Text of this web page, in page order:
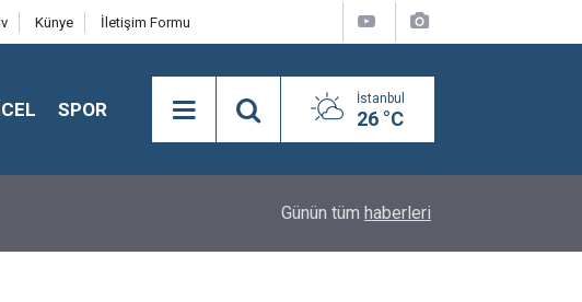
Künye İletişim Formu
SPOR İstanbul
26 °C
EDİYOR Günün tüm haberleri